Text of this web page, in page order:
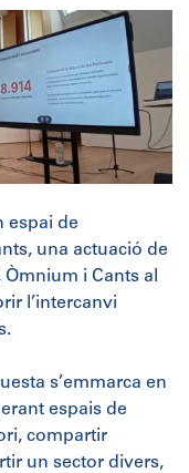
espai de
una actuació de
i Cants al
l’intercanvi
s’emmarca en
espais de
compartir
un sector divers,